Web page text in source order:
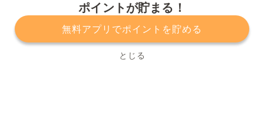
ポイントが貯まる！
無料アプリでポイントを貯める
とじる
プライバシーポリシー 利用規約
運営会社
サービスに関してのお問い合わせ